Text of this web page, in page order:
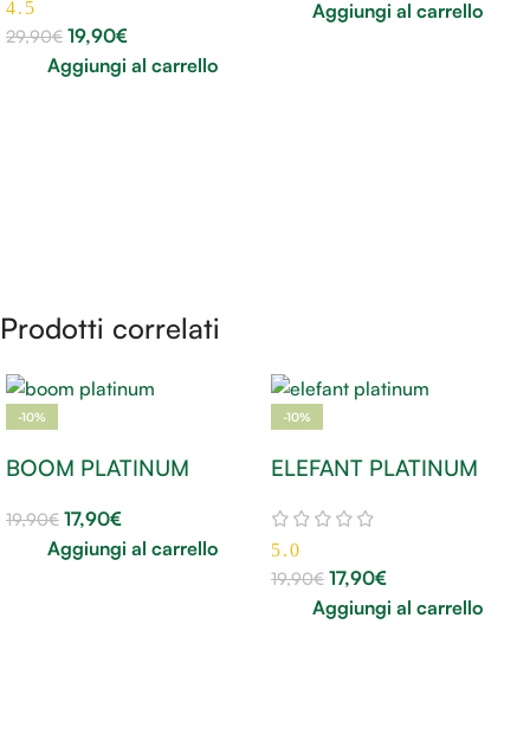
4.5
29,90€ 19,90€
Aggiungi al carrello
Aggiungi al carrello
Prodotti correlati
-10%
BOOM PLATINUM
19,90€ 17,90€
Aggiungi al carrello
-10%
ELEFANT PLATINUM
5.0
19,90€ 17,90€
Aggiungi al carrello